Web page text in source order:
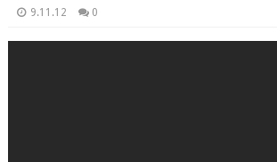
9.11.12 0